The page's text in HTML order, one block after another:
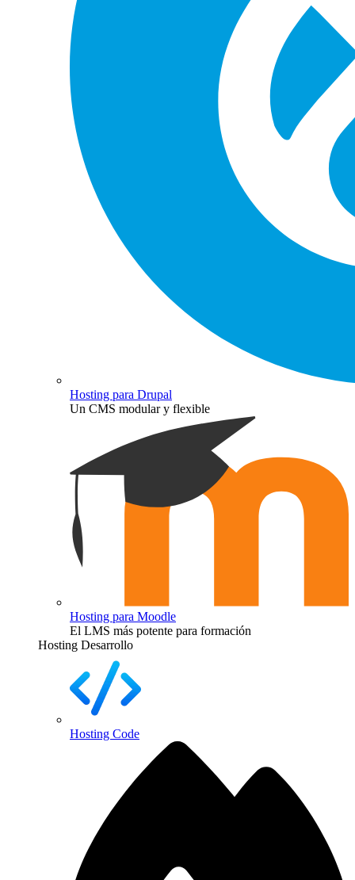
Hosting para Drupal
Un CMS modular y flexible
Hosting para Moodle
El LMS más potente para formación
Hosting Desarrollo
Hosting Code